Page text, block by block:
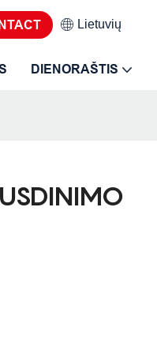
Lietuvių
DIENORAŠTIS